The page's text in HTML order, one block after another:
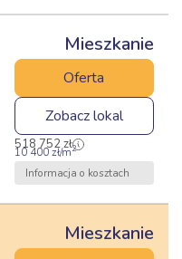
Mieszkanie
Oferta
Zobacz lokal
518 752zł
10 400zł/m2
Informacja o kosztach
Mieszkanie